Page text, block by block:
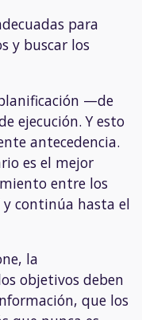
para
y buscar los
—de
ejecución. Y esto
antecedencia.
es el mejor
entre los
continúa hasta el
la
objetivos deben
que los